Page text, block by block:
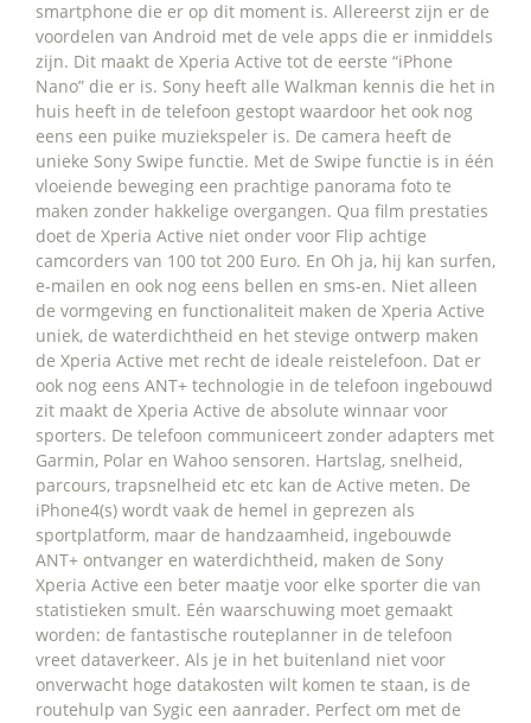
smartphone die er op dit moment is. Allereerst zijn er de
voordelen van Android met de vele apps die er inmiddels
zijn. Dit maakt de Xperia Active tot de eerste “iPhone
Nano” die er is. Sony heeft alle Walkman kennis die het in
huis heeft in de telefoon gestopt waardoor het ook nog
eens een puike muziekspeler is. De camera heeft de
unieke Sony Swipe functie. Met de Swipe functie is in één
vloeiende beweging een prachtige panorama foto te
maken zonder hakkelige overgangen. Qua film prestaties
doet de Xperia Active niet onder voor Flip achtige
camcorders van 100 tot 200 Euro. En Oh ja, hij kan surfen,
e-mailen en ook nog eens bellen en sms-en. Niet alleen
de vormgeving en functionaliteit maken de Xperia Active
uniek, de waterdichtheid en het stevige ontwerp maken
de Xperia Active met recht de ideale reistelefoon. Dat er
ook nog eens ANT+ technologie in de telefoon ingebouwd
zit maakt de Xperia Active de absolute winnaar voor
sporters. De telefoon communiceert zonder adapters met
Garmin, Polar en Wahoo sensoren. Hartslag, snelheid,
parcours, trapsnelheid etc etc kan de Active meten. De
iPhone4(s) wordt vaak de hemel in geprezen als
sportplatform, maar de handzaamheid, ingebouwde
ANT+ ontvanger en waterdichtheid, maken de Sony
Xperia Active een beter maatje voor elke sporter die van
statistieken smult. Eén waarschuwing moet gemaakt
worden: de fantastische routeplanner in de telefoon
vreet dataverkeer. Als je in het buitenland niet voor
onverwacht hoge datakosten wilt komen te staan, is de
routehulp van Sygic een aanrader. Perfect om met de